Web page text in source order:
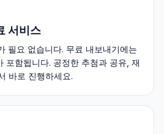
서비스
필요 없습니다. 무료 내보내기에는
포함됩니다. 공정한 추첨과 공유, 재
바로 진행하세요.